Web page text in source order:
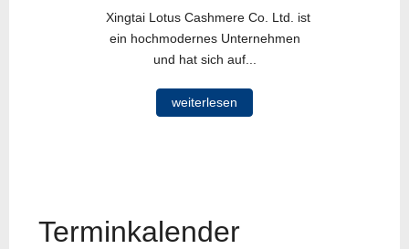
Xingtai Lotus Cashmere Co. Ltd. ist
ein hochmodernes Unternehmen
und hat sich auf...
weiterlesen
Terminkalender